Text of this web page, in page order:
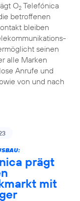
O2Telefónica
betroffenen
bleiben
seinen
alle Marken
Anrufe und
von und nach
prägt
mit